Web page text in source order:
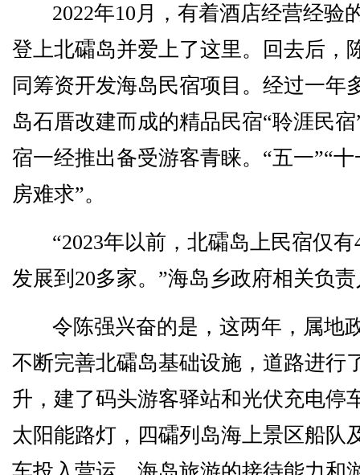
2022年10月，有着酒店经营经验
登上北礵岛并爱上了这里。回去后，
同筹资开发海岛民宿项目。经过一年
岛石厝改建而成的精品民宿“聆涯民
宿一经推出备受游客青睐。“五一”“
房难求”。
“2023年以前，北礵岛上民宿仅
发展到20多家。”海岛乡政府相关负
令陈强兴奋的是，这两年，属地
不断完善北礵岛基础设施，道路进行
升，建了码头游客驿站和光伏充电停
太阳能路灯，四礵列岛海上景区船队